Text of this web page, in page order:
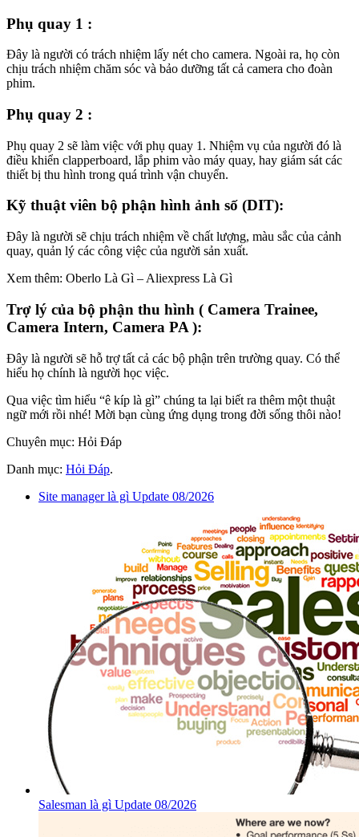
Phụ quay 1 :
Đây là người có trách nhiệm lấy nét cho camera. Ngoài ra, họ còn
chịu trách nhiệm chăm sóc và bảo dưỡng tất cả camera cho đoàn
phim.
Phụ quay 2 :
Phụ quay 2 sẽ làm việc với phụ quay 1. Nhiệm vụ của người đó là
điều khiển clapperboard, lắp phim vào máy quay, hay giám sát các
thiết bị thu hình trong quá trình vận chuyển.
Kỹ thuật viên bộ phận hình ảnh số (DIT):
Đây là người sẽ chịu trách nhiệm về chất lượng, màu sắc của cảnh
quay, quản lý các công việc của người sản xuất.
Xem thêm: Oberlo Là Gì – Aliexpress Là Gì
Trợ lý của bộ phận thu hình ( Camera Trainee,
Camera Intern, Camera PA ):
Đây là người sẽ hỗ trợ tất cả các bộ phận trên trường quay. Có thể
hiểu họ chính là người học việc.
Qua việc tìm hiểu “ê kíp là gì” chúng ta lại biết ra thêm một thuật
ngữ mới rồi nhé! Mời bạn cùng ứng dụng trong đời sống thôi nào!
Chuyên mục: Hỏi Đáp
Danh mục: Hỏi Đáp.
Site manager là gì Update 08/2026
Salesman là gì Update 08/2026